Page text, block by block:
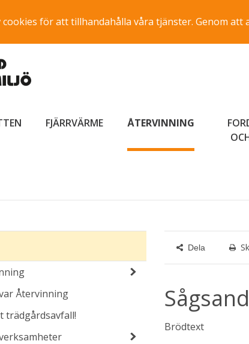
cookies för att tillhandahålla våra tjänster. Genom
FJÄRRVÄRME ÅTERVINNING
Återvinning
trädgårdsavfall!
Dela
Brödtext